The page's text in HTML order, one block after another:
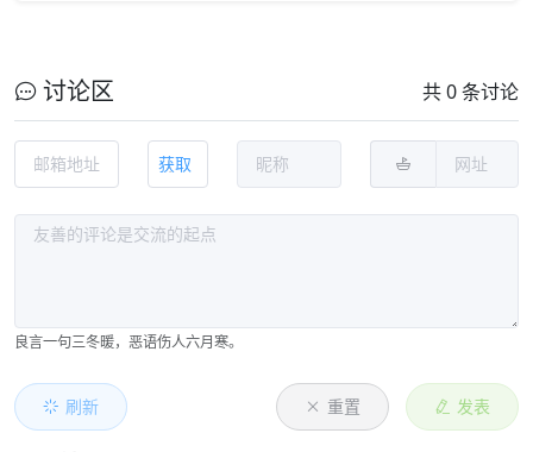
讨论区 共 0 条讨论
获取
良言一句三冬暖，恶语伤人六月寒。
刷新 重置 发表